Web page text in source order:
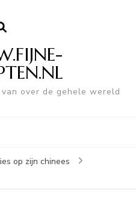
van over de gehele wereld
op zijn chinees